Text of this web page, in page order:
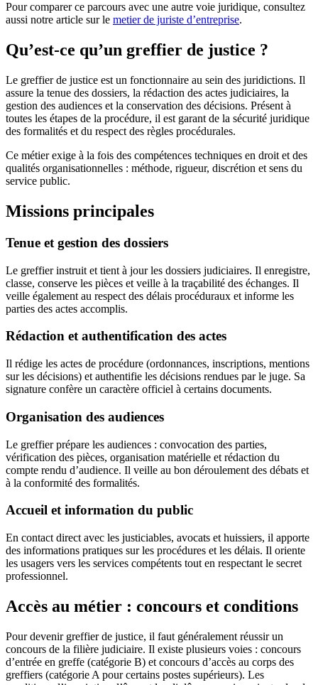
Pour comparer ce parcours avec une autre voie juridique, consultez
aussi notre article sur le metier de juriste d’entreprise.
Qu’est-ce qu’un greffier de justice ?
Le greffier de justice est un fonctionnaire au sein des juridictions. Il
assure la tenue des dossiers, la rédaction des actes judiciaires, la
gestion des audiences et la conservation des décisions. Présent à
toutes les étapes de la procédure, il est garant de la sécurité juridique
des formalités et du respect des règles procédurales.
Ce métier exige à la fois des compétences techniques en droit et des
qualités organisationnelles : méthode, rigueur, discrétion et sens du
service public.
Missions principales
Tenue et gestion des dossiers
Le greffier instruit et tient à jour les dossiers judiciaires. Il enregistre,
classe, conserve les pièces et veille à la traçabilité des échanges. Il
veille également au respect des délais procéduraux et informe les
parties des actes accomplis.
Rédaction et authentification des actes
Il rédige les actes de procédure (ordonnances, inscriptions, mentions
sur les décisions) et authentifie les décisions rendues par le juge. Sa
signature confère un caractère officiel à certains documents.
Organisation des audiences
Le greffier prépare les audiences : convocation des parties,
vérification des pièces, organisation matérielle et rédaction du
compte rendu d’audience. Il veille au bon déroulement des débats et
à la conformité des formalités.
Accueil et information du public
En contact direct avec les justiciables, avocats et huissiers, il apporte
des informations pratiques sur les procédures et les délais. Il oriente
les usagers vers les services compétents tout en respectant le secret
professionnel.
Accès au métier : concours et conditions
Pour devenir greffier de justice, il faut généralement réussir un
concours de la filière judiciaire. Il existe plusieurs voies : concours
d’entrée en greffe (catégorie B) et concours d’accès au corps des
greffiers (catégorie A pour certains postes supérieurs). Les